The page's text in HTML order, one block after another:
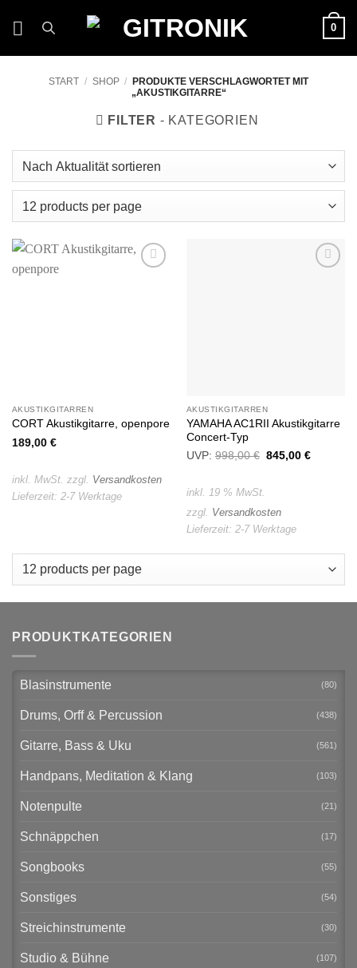
0
START / SHOP /
PRODUKTE VERSCHLAGWORTET MIT
„AKUSTIKGITARRE“
FILTER
AKUSTIKGITARREN
CORT Akustikgitarre, openpore
189,00 €
inkl. MwSt. zzgl. Versandkosten
Lieferzeit: 2-7 Werktage
AKUSTIKGITARREN
YAMAHA AC1RII Akustikgitarre
Concert-Typ
UVP: 998,00€ Ursprünglicher
845,00 €Aktueller
inkl. 19 % MwSt.
zzgl. Versandkosten
Lieferzeit: 2-7 Werktage
PRODUKTKATEGORIEN
Blasinstrumente (80)
Drums, Orff & Percussion (438)
Gitarre, Bass & Uku (561)
Handpans, Meditation & Klang (103)
Notenpulte (21)
Schnäppchen (17)
Songbooks (55)
Sonstiges (54)
Streichinstrumente (30)
Studio & Bühne (107)